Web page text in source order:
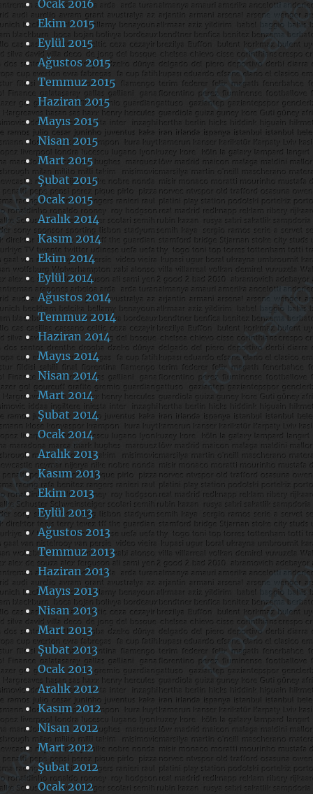
Ocak 2016
Ekim 2015
Eylül 2015
Ağustos 2015
Temmuz 2015
Haziran 2015
Mayıs 2015
Nisan 2015
Mart 2015
Şubat 2015
Ocak 2015
Aralık 2014
Kasım 2014
Ekim 2014
Eylül 2014
Ağustos 2014
Temmuz 2014
Haziran 2014
Mayıs 2014
Nisan 2014
Mart 2014
Şubat 2014
Ocak 2014
Aralık 2013
Kasım 2013
Ekim 2013
Eylül 2013
Ağustos 2013
Temmuz 2013
Haziran 2013
Mayıs 2013
Nisan 2013
Mart 2013
Şubat 2013
Ocak 2013
Aralık 2012
Kasım 2012
Nisan 2012
Mart 2012
Şubat 2012
Ocak 2012